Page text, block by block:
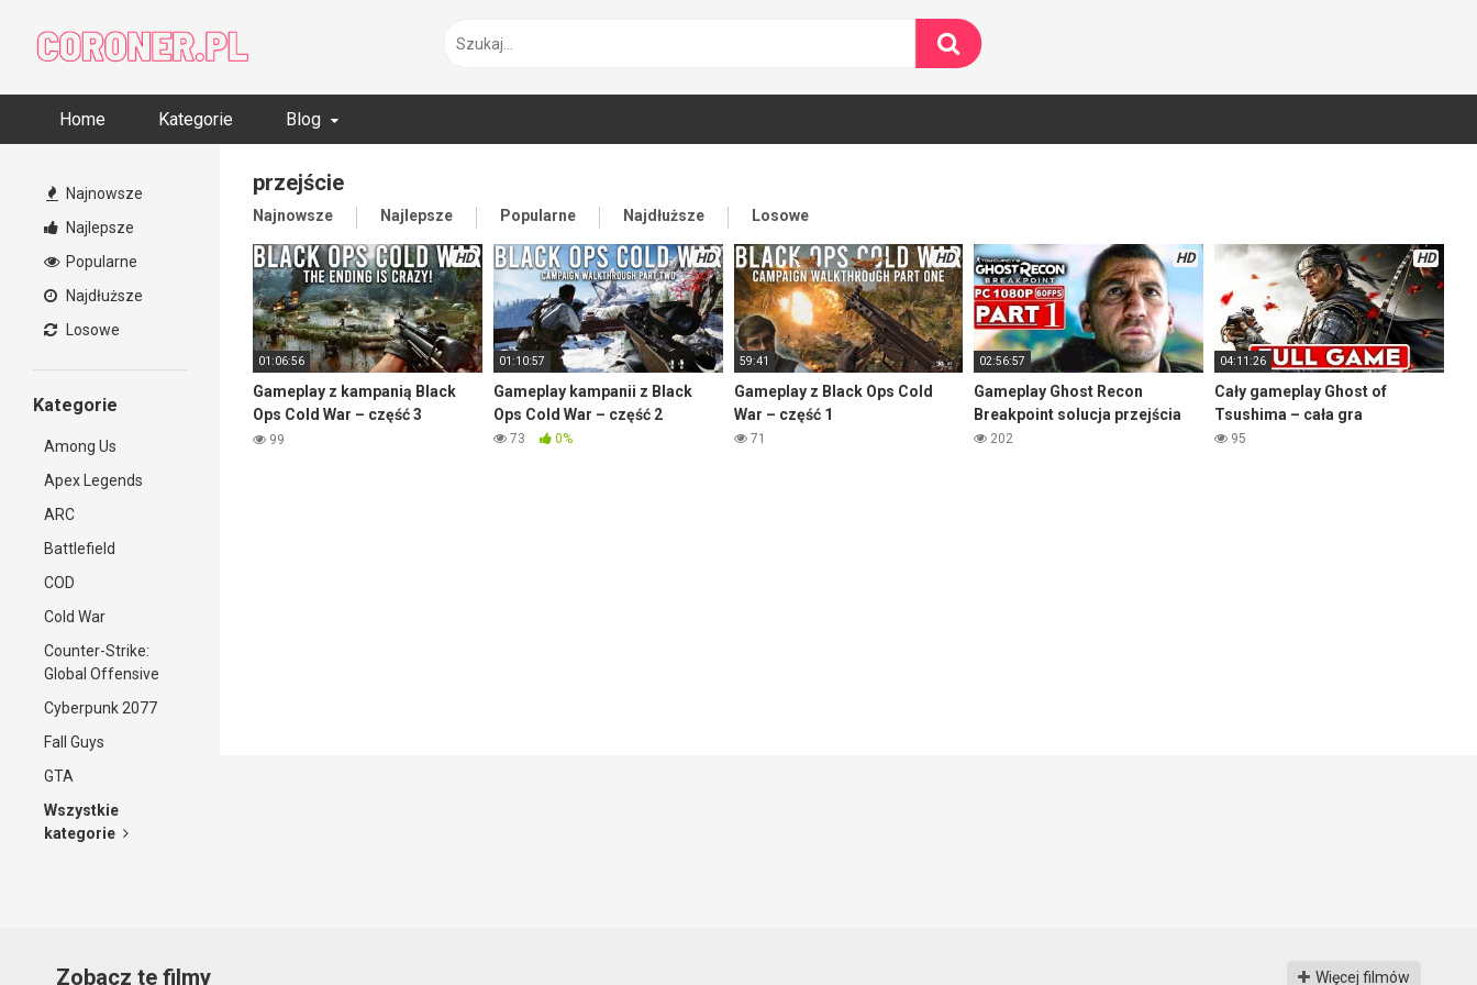
content
Home Kategorie Blog
Najnowsze
Najlepsze
Popularne
Najdłuższe
Losowe
Kategorie
Among Us
Apex Legends
ARC
Battlefield
COD
Cold War
Counter-Strike:
Global Offensive
Cyberpunk 2077
Fall Guys
GTA
Wszystkie
kategorie
przejście
Najnowsze Najlepsze Popularne Najdłuższe Losowe
HD
01:06:56
Gameplay z kampanią Black
Ops Cold War – część 3
ostatnia
99
HD
01:10:57
Gameplay kampanii z Black
Ops Cold War – część 2
73 0%
HD
59:41
Gameplay z Black Ops Cold
War – część 1
71
HD
02:56:57
Gameplay Ghost Recon
Breakpoint solucja przejścia
202
HD
04:11:26
Cały gameplay Ghost of
Tsushima – cała gra
95
Zobacz te filmy Więcej filmów